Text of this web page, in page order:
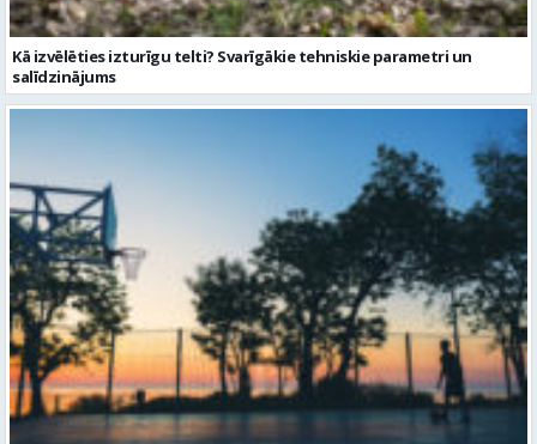
Sporta vakari kļūst par daļu no Valmieras pilsētas ritma